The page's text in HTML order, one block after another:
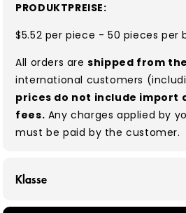
PRODUKTPREISE:
$5.52 per piece - 50 pieces per
All orders areshipped from
international customers
prices do not include import
fees. Any charges applied by
must be paid by the customer.
Klasse